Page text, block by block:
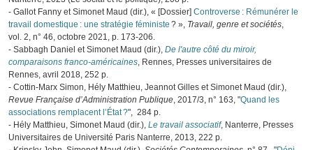
- Gallot Fanny et Simonet Maud (dir.), « [Dossier] Controverse : Rémunérer le
travail domestique : une stratégie féministe ? », Travail, genre et sociétés,
vol. 2, n° 46, octobre 2021, p. 173‑206.
- Sabbagh Daniel et Simonet Maud (dir.), De l'autre côté du miroir,
comparaisons franco-américaines, Rennes, Presses universitaires de
Rennes, avril 2018, 252 p.
- Cottin-Marx Simon, Hély Matthieu, Jeannot Gilles et Simonet Maud (dir.),
Revue Française d’Administration Publique, 2017/3, n° 163, "Quand les
associations remplacent l’État ?", 284 p.
- Hély Matthieu, Simonet Maud (dir.), Le travail associatif, Nanterre, Presses
Universitaires de Université Paris Nanterre, 2013, 222 p.